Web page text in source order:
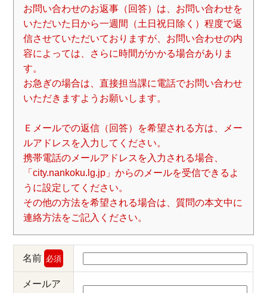
お問い合わせのお返事（回答）は、お問い合わせを
いただいた日から一週間（土日祝日除く）程度で返
信させていただいておりますが、お問い合わせの内
容によっては、さらに時間がかかる場合がありま
す。
お急ぎの場合は、直接担当課に電話でお問い合わせ
いただきますようお願いします。
Ｅメールでの返信（回答）を希望される方は、メー
ルアドレスを入力してください。
携帯電話のメールアドレスを入力される場合、
「city.nankoku.lg.jp」からのメールを受信できるよ
うに設定してください。
その他の方法を希望される場合は、質問の本文中に
連絡方法をご記入ください。
名前 必須
メールア